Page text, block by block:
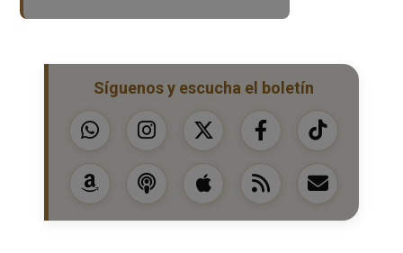
Síguenos y escucha el boletín